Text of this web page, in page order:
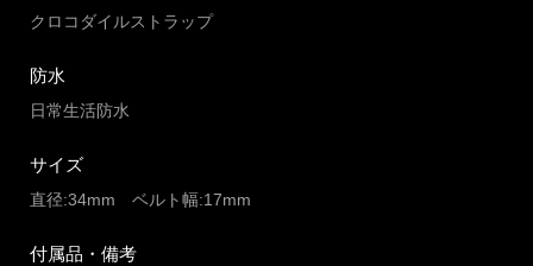
クロコダイルストラップ
防水
日常生活防水
サイズ
直径:34mm ベルト幅:17mm
付属品・備考